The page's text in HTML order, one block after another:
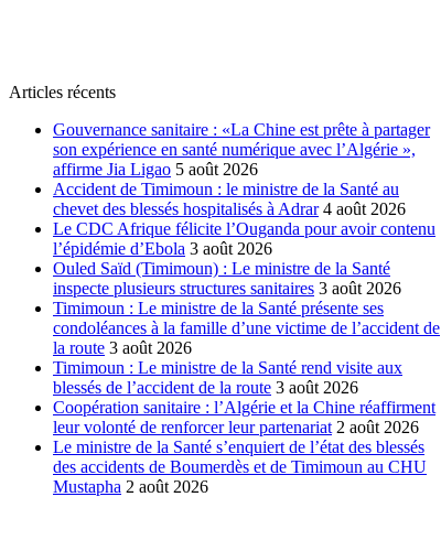
Articles récents
Gouvernance sanitaire : «La Chine est prête à partager
son expérience en santé numérique avec l’Algérie »,
affirme Jia Ligao 5 août 2026
Accident de Timimoun : le ministre de la Santé au
chevet des blessés hospitalisés à Adrar 4 août 2026
Le CDC Afrique félicite l’Ouganda pour avoir contenu
l’épidémie d’Ebola 3 août 2026
Ouled Saïd (Timimoun) : Le ministre de la Santé
inspecte plusieurs structures sanitaires 3 août 2026
Timimoun : Le ministre de la Santé présente ses
condoléances à la famille d’une victime de l’accident de
la route 3 août 2026
Timimoun : Le ministre de la Santé rend visite aux
blessés de l’accident de la route 3 août 2026
Coopération sanitaire : l’Algérie et la Chine réaffirment
leur volonté de renforcer leur partenariat 2 août 2026
Le ministre de la Santé s’enquiert de l’état des blessés
des accidents de Boumerdès et de Timimoun au CHU
Mustapha 2 août 2026